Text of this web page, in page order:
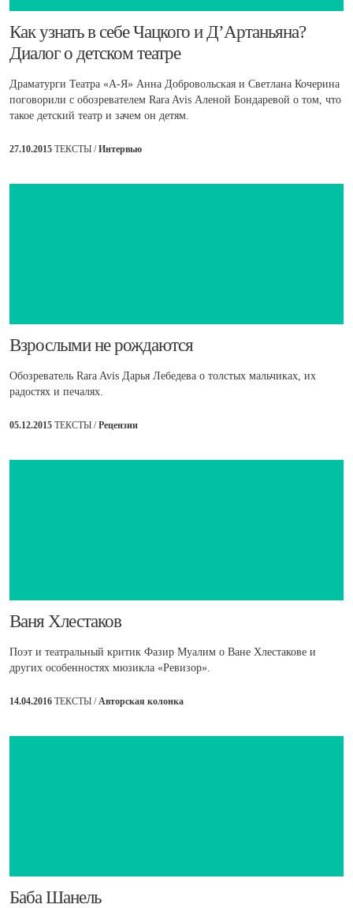
​Как узнать в себе Чацкого и Д’Артаньяна?
Диалог о детском театре
Драматурги Театра «А-Я» Анна Добровольская и Светлана Кочерина
поговорили с обозревателем Rara Avis Аленой Бондаревой о том, что
такое детский театр и зачем он детям.
27.10.2015 ТЕКСТЫ /Интервью
​Взрослыми не рождаются
Обозреватель Rara Avis Дарья Лебедева о толстых мальчиках, их
радостях и печалях.
05.12.2015 ТЕКСТЫ /Рецензии
​Ваня Хлестаков
Поэт и театральный критик Фазир Муалим о Ване Хлестакове и
других особенностях мюзикла «Ревизор».
14.04.2016 ТЕКСТЫ /Авторская колонка
​Баба Шанель